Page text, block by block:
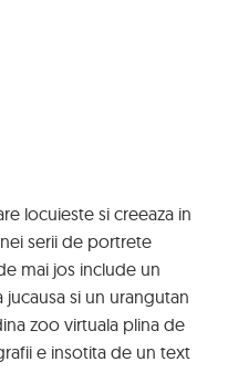
locuieste si creeaza in
serii de portrete
mai jos include un
si un urangutan
zoo virtuala plina de
e insotita de un text